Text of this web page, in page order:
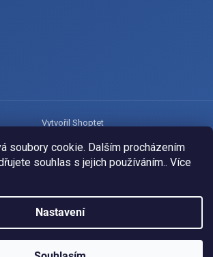
soubory cookie. Dalším procházením
souhlas s jejich používáním.. Více
Nastavení
Vytvořil Shoptet
www.josport.cz. Všechna práva vyhrazena.